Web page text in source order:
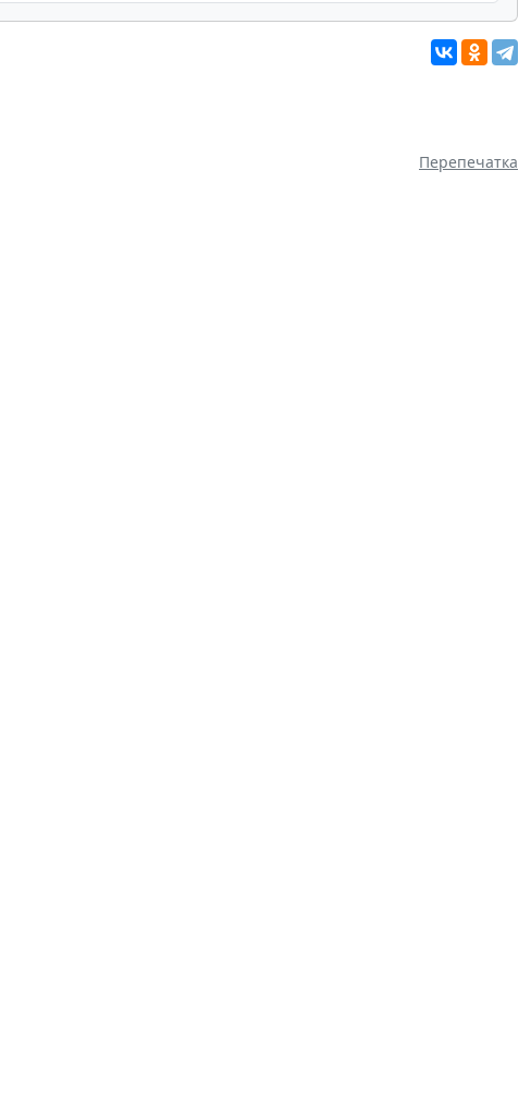
Перепечатка